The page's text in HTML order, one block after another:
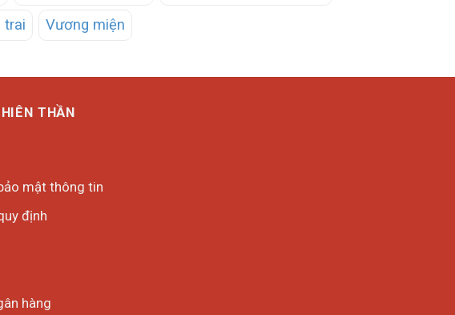
trai Vương miện
THẦN
mật thông tin
định
hàng